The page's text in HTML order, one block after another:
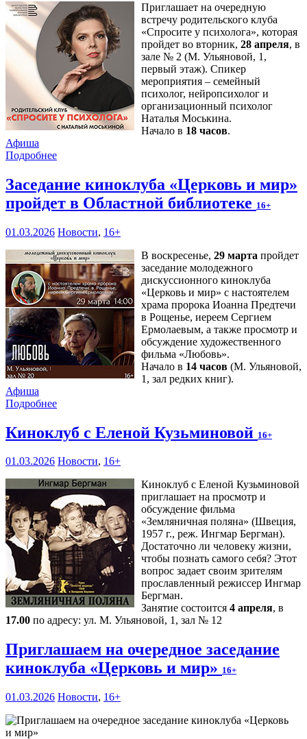
Приглашает на очередную
встречу родительского клуба
«Спросите у психолога», которая
пройдет во вторник, 28 апреля, в
зале № 2 (М. Ульяновой, 1,
первый этаж). Спикер
мероприятия – семейный
психолог, нейропсихолог и
организационный психолог
Наталья Моськина.
Начало в 18 часов.
Афиша
Подробнее
Заседание киноклуба «Церковь и мир»
пройдет в Областной библиотеке 16+
01.03.2026 Новости, 16+
В воскресенье, 29 марта пройдет
заседание молодежного
дискуссионного киноклуба
«Церковь и мир» с настоятелем
храма пророка Иоанна Предтечи
в Рощенье, иереем Сергием
Ермолаевым, а также просмотр и
обсуждение художественного
фильма «Любовь».
Начало в 14 часов (М. Ульяновой,
1, зал редких книг).
Афиша
Подробнее
Киноклуб с Еленой Кузьминовой 16+
01.03.2026 Новости, 16+
Киноклуб с Еленой Кузьминовой
приглашает на просмотр и
обсуждение фильма
«Земляничная поляна» (Швеция,
1957 г., реж. Ингмар Бергман).
Достаточно ли человеку жизни,
чтобы познать самого себя? Этот
вопрос задает своим зрителям
прославленный режиссер Ингмар
Бергман.
Занятие состоится 4 апреля, в
17.00 по адресу: ул. М. Ульяновой, 1, зал № 12
Приглашаем на очередное заседание
киноклуба «Церковь и мир» 16+
01.03.2026 Новости, 16+